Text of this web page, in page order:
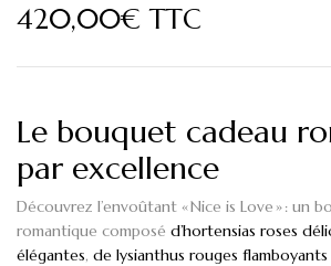
420,00€ TTC
Le bouquet cadeau
par excellence
Découvrez l’envoûtant «Nice is Love » : un
romantique composé d’hortensias roses
élégantes, de lysianthus rouges